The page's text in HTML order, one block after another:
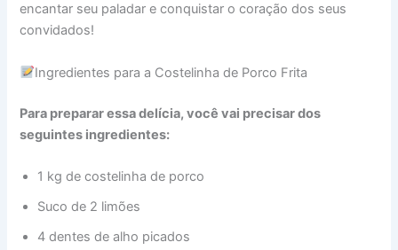
encantar seu paladar e conquistar o coração dos seus
convidados!
Ingredientes para a Costelinha de Porco Frita
Para preparar essa delícia, você vai precisar dos
seguintes ingredientes:
1 kg de costelinha de porco
Suco de 2 limões
4 dentes de alho picados